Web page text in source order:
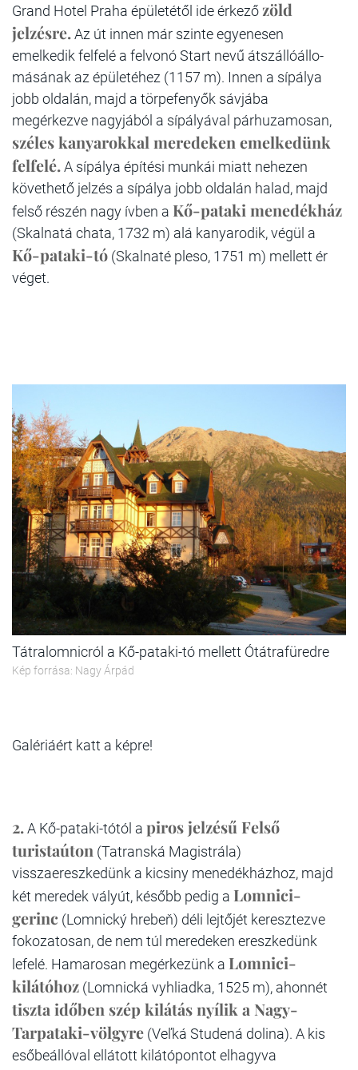
Grand Hotel Praha épületétől ide érkező zöld
jelzésre.Az út innen már szinte egyenesen
emelkedik felfelé a felvonó Start nevű átszállóállo-
másának az épületéhez (1157 m). Innen a sípálya
jobb oldalán, majd a törpefenyők sávjába
megérkezve nagyjából a sípályával párhuzamosan,
széles kanyarokkal meredeken emelkedünk
felfelé.A sípálya építési munkái miatt nehezen
követhető jelzés a sípálya jobb oldalán halad, majd
felső részén nagy ívben a Kő-pataki menedékház
(Skalnatá chata, 1732 m) alá kanyarodik, végül a
Kő-pataki-tó (Skalnaté pleso, 1751 m) mellett ér
véget.
Tátralomnicról a Kő-pataki-tó mellett Ótátrafüredre
Kép forrása: Nagy Árpád
Galériáért katt a képre!
2.A Kő-pataki-tótól a piros jelzésű Felső
turistaúton (Tatranská Magistrála)
visszaereszkedünk a kicsiny menedékházhoz, majd
két meredek vályút, később pedig a Lomnici-
gerinc (Lomnický hrebeň) déli lejtőjét keresztezve
fokozatosan, de nem túl meredeken ereszkedünk
lefelé. Hamarosan megérkezünk a Lomnici-
kilátóhoz (Lomnická vyhliadka, 1525 m), ahonnét
tiszta időben szép kilátás nyílik a Nagy-
Tarpataki-völgyre (Veľká Studená dolina). A kis
esőbeállóval ellátott kilátópontot elhagyva